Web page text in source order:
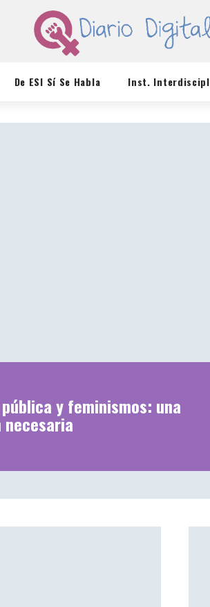
De ESI Sí Se Habla Inst.
y feminismos: una